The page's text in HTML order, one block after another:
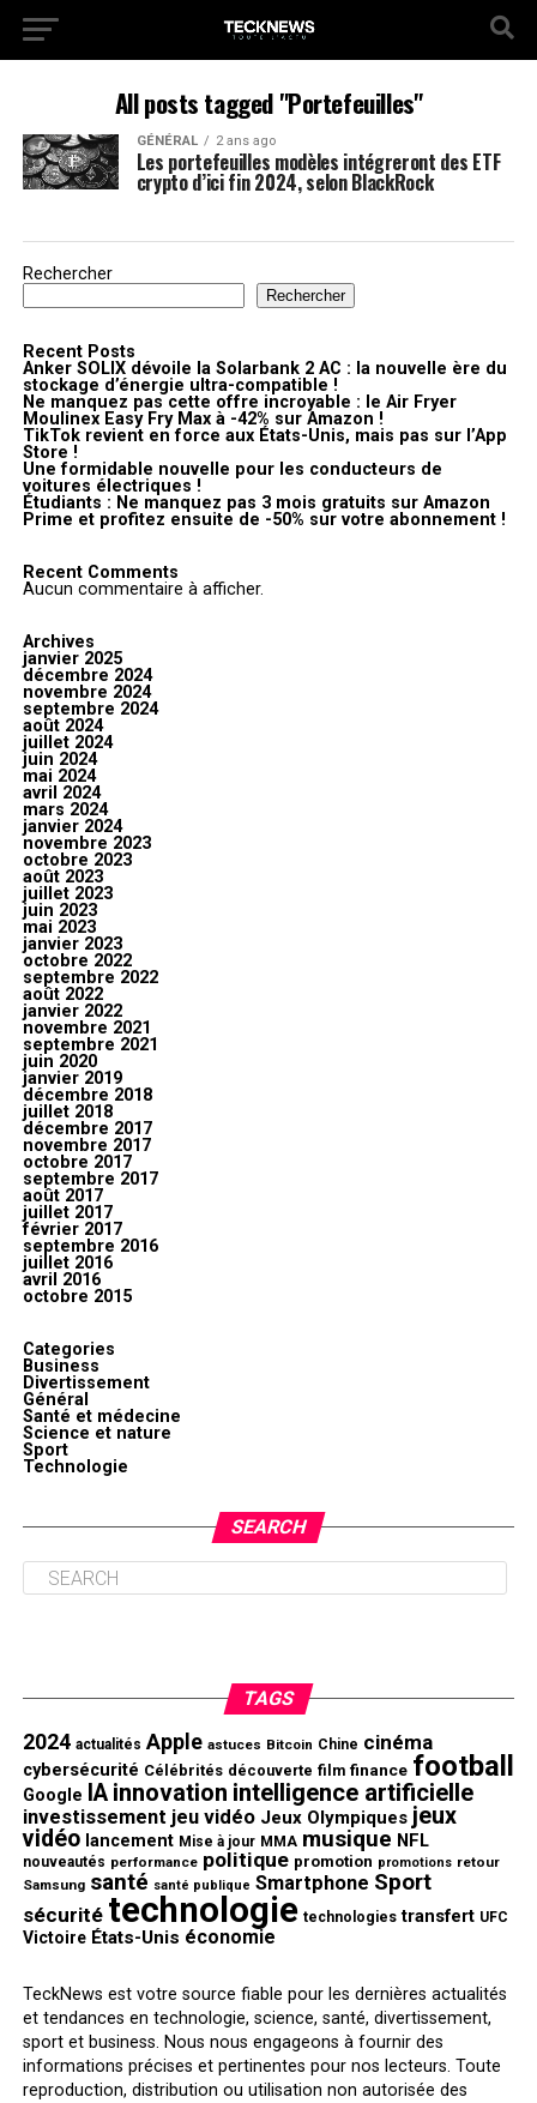
All posts tagged "Portefeuilles"
GÉNÉRAL 2 ans ago
Les portefeuilles modèles intégreront des ETF
crypto d’ici fin 2024, selon BlackRock
Rechercher
Rechercher
Recent Posts
Anker SOLIX dévoile la Solarbank 2 AC : la nouvelle ère du
stockage d’énergie ultra-compatible !
Ne manquez pas cette offre incroyable : le Air Fryer
Moulinex Easy Fry Max à -42% sur Amazon !
TikTok revient en force aux États-Unis, mais pas sur l’App
Store !
Une formidable nouvelle pour les conducteurs de
voitures électriques !
Étudiants : Ne manquez pas 3 mois gratuits sur Amazon
Prime et profitez ensuite de -50% sur votre abonnement !
Recent Comments
Aucun commentaire à afficher.
Archives
janvier 2025
décembre 2024
novembre 2024
septembre 2024
août 2024
juillet 2024
juin 2024
mai 2024
avril 2024
mars 2024
janvier 2024
novembre 2023
octobre 2023
août 2023
juillet 2023
juin 2023
mai 2023
janvier 2023
octobre 2022
septembre 2022
août 2022
janvier 2022
novembre 2021
septembre 2021
juin 2020
janvier 2019
décembre 2018
juillet 2018
décembre 2017
novembre 2017
octobre 2017
septembre 2017
août 2017
juillet 2017
février 2017
septembre 2016
juillet 2016
avril 2016
octobre 2015
Categories
Business
Divertissement
Général
Santé et médecine
Science et nature
Sport
Technologie
SEARCH
TAGS
2024 actualités Apple astuces Bitcoin Chine cinéma
cybersécurité Célébrités découverte film finance football
Google IA innovation intelligence artificielle
investissement jeu vidéo Jeux Olympiques jeux
vidéo lancement Mise à jour MMA musique NFL
nouveautés performance politique promotion promotions retour
Samsung santé santé publique Smartphone Sport
sécurité technologie technologies transfert UFC
Victoire États-Unis économie
TeckNews est votre source fiable pour les dernières actualités
et tendances en technologie, science, santé, divertissement,
sport et business. Nous nous engageons à fournir des
informations précises et pertinentes pour nos lecteurs. Toute
reproduction, distribution ou utilisation non autorisée des